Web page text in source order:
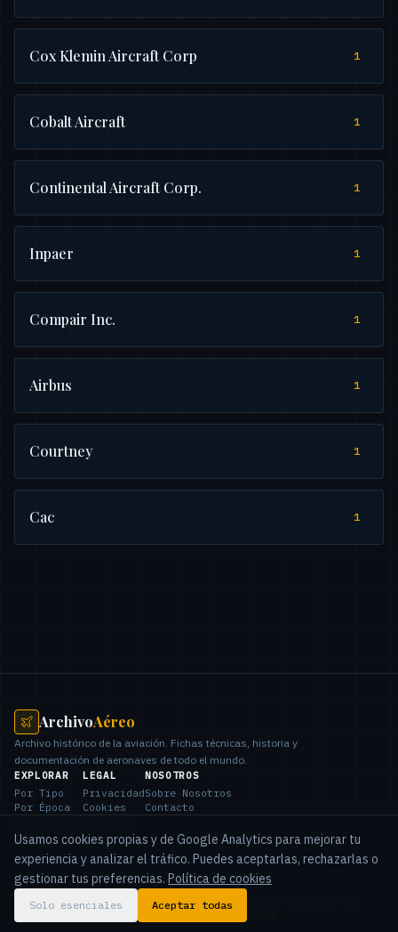
Cox Klemin Aircraft Corp 1
Cobalt Aircraft 1
Continental Aircraft Corp. 1
Inpaer 1
Compair Inc. 1
Airbus 1
Courtney 1
Cac 1
ArchivoAéreo
Archivo histórico de la aviación. Fichas técnicas, historia y
documentación de aeronaves de todo el mundo.
EXPLORAR
Por Tipo
Por Época
Países
LEGAL
Privacidad
Cookies
NOSOTROS
Sobre Nosotros
Contacto
© 2026 Archivo Aéreo.Todos los derechos reservados.
Usamos cookies propias y de Google Analytics para mejorar tu
experiencia y analizar el tráfico. Puedes aceptarlas, rechazarlas o
gestionar tus preferencias. Política de cookies
Solo esenciales Aceptar todas